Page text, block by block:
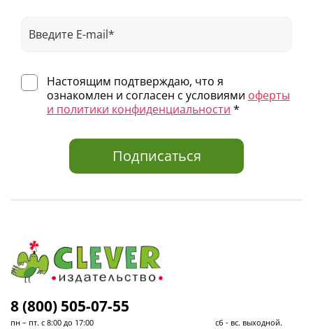
Настоящим подтверждаю, что я
ознакомлен и согласен с условиями оферты
и политики конфиденциальности *
Подписаться
8 (800) 505-07-55
пн – пт. с 8:00 до 17:00 сб - вс. выходной.